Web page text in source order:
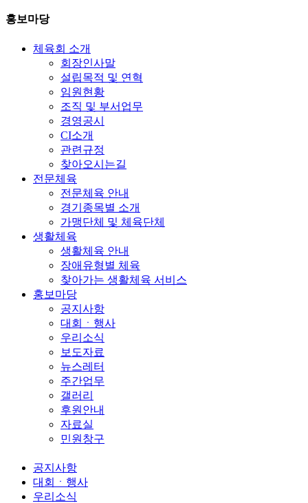
홍보마당
체육회 소개
회장인사말
설립목적 및 연혁
임원현황
조직 및 부서업무
경영공시
CI소개
관련규정
찾아오시는길
전문체육
전문체육 안내
경기종목별 소개
가맹단체 및 체육단체
생활체육
생활체육 안내
장애유형별 체육
찾아가는 생활체육 서비스
홍보마당
공지사항
대회ㆍ행사
우리소식
보도자료
뉴스레터
주간업무
갤러리
후원안내
자료실
민원창구
공지사항
대회ㆍ행사
우리소식